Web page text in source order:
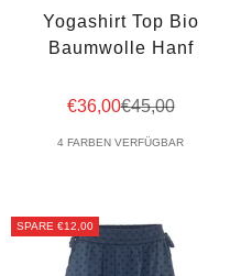
Yogashirt Top Bio
Baumwolle Hanf
Angebot
€36,00Regulärer Preis
€45,00
4 FARBEN VERFÜGBAR
SPARE €12,00